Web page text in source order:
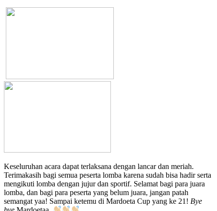
Keseluruhan acara dapat terlaksana dengan lancar dan meriah.
Terimakasih bagi semua peserta lomba karena sudah bisa hadir serta
mengikuti lomba dengan jujur dan sportif. Selamat bagi para juara
lomba, dan bagi para peserta yang belum juara, jangan patah
semangat yaa! Sampai ketemu di Mardoeta Cup yang ke 21! Bye